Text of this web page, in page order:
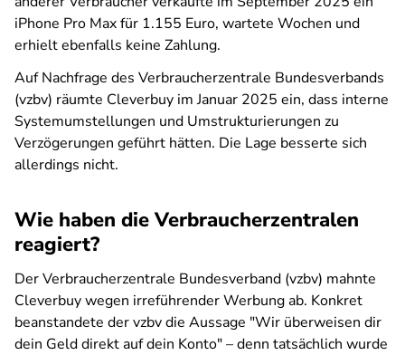
iPhone Pro Max für 1.155 Euro, wartete Wochen und
erhielt ebenfalls keine Zahlung.
Auf Nachfrage des Verbraucherzentrale Bundesverbands
(vzbv) räumte Cleverbuy im Januar 2025 ein, dass interne
Systemumstellungen und Umstrukturierungen zu
Verzögerungen geführt hätten. Die Lage besserte sich
allerdings nicht.
Wie haben die Verbraucherzentralen
reagiert?
Der Verbraucherzentrale Bundesverband (vzbv) mahnte
Cleverbuy wegen irreführender Werbung ab. Konkret
beanstandete der vzbv die Aussage "Wir überweisen dir
dein Geld direkt auf dein Konto" – denn tatsächlich wurde